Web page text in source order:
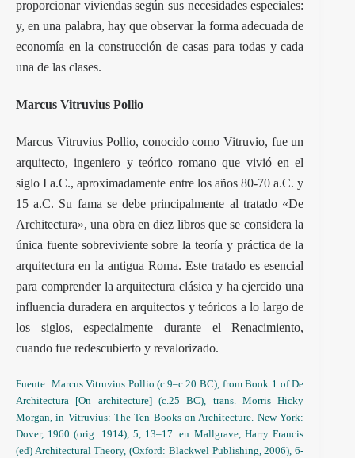
proporcionar viviendas según sus necesidades especiales:
y, en una palabra, hay que observar la forma adecuada de
economía en la construcción de casas para todas y cada
una de las clases.
Marcus Vitruvius Pollio
Marcus Vitruvius Pollio, conocido como Vitruvio, fue un
arquitecto, ingeniero y teórico romano que vivió en el
siglo I a.C., aproximadamente entre los años 80-70 a.C. y
15 a.C. Su fama se debe principalmente al tratado «De
Architectura», una obra en diez libros que se considera la
única fuente sobreviviente sobre la teoría y práctica de la
arquitectura en la antigua Roma. Este tratado es esencial
para comprender la arquitectura clásica y ha ejercido una
influencia duradera en arquitectos y teóricos a lo largo de
los siglos, especialmente durante el Renacimiento,
cuando fue redescubierto y revalorizado.
Fuente: Marcus Vitruvius Pollio (c.9–c.20 BC), from Book 1 of De
Architectura [On architecture] (c.25 BC), trans. Morris Hicky
Morgan, in Vitruvius: The Ten Books on Architecture. New York:
Dover, 1960 (orig. 1914), 5, 13–17. en Mallgrave, Harry Francis
(ed) Architectural Theory, (Oxford: Blackwel Publishing, 2006), 6-